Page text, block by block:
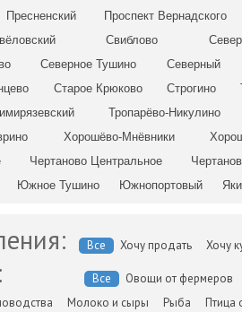
Пресненский
Проспект Вернадского
Свиблово
Северное Тушино
Северный
Старое Крюково Строгино
Тропарёво-Никулино
Хорошёво-Мнёвники
Чертаново Центральное
Южное Тушино Южнопортовый
Все Хочу продать Хочу
Все
Овощи от фермеров
Молоко и сыры Рыба
Птица